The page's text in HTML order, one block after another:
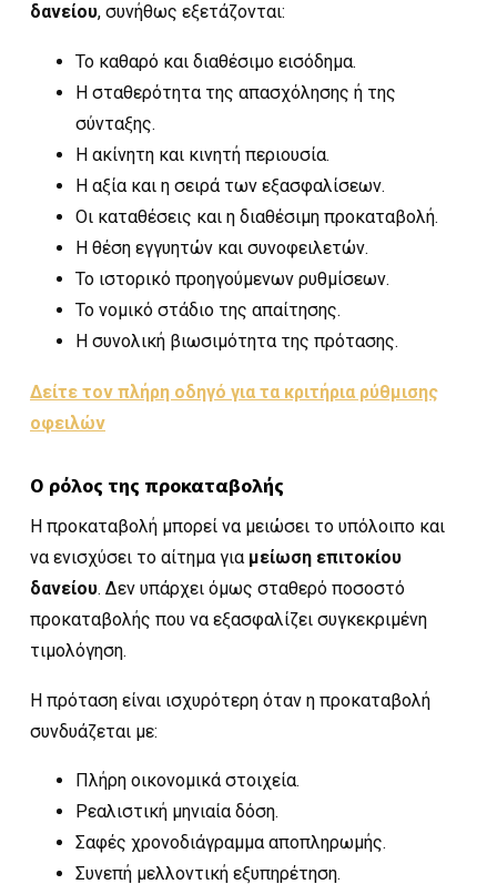
δανείου, συνήθως εξετάζονται:
Το καθαρό και διαθέσιμο εισόδημα.
Η σταθερότητα της απασχόλησης ή της
σύνταξης.
Η ακίνητη και κινητή περιουσία.
Η αξία και η σειρά των εξασφαλίσεων.
Οι καταθέσεις και η διαθέσιμη προκαταβολή.
Η θέση εγγυητών και συνοφειλετών.
Το ιστορικό προηγούμενων ρυθμίσεων.
Το νομικό στάδιο της απαίτησης.
Η συνολική βιωσιμότητα της πρότασης.
Δείτε τον πλήρη οδηγό για τα κριτήρια ρύθμισης
οφειλών
Ο ρόλος της προκαταβολής
Η προκαταβολή μπορεί να μειώσει το υπόλοιπο και
να ενισχύσει το αίτημα για μείωση επιτοκίου
δανείου. Δεν υπάρχει όμως σταθερό ποσοστό
προκαταβολής που να εξασφαλίζει συγκεκριμένη
τιμολόγηση.
Η πρόταση είναι ισχυρότερη όταν η προκαταβολή
συνδυάζεται με:
Πλήρη οικονομικά στοιχεία.
Ρεαλιστική μηνιαία δόση.
Σαφές χρονοδιάγραμμα αποπληρωμής.
Συνεπή μελλοντική εξυπηρέτηση.